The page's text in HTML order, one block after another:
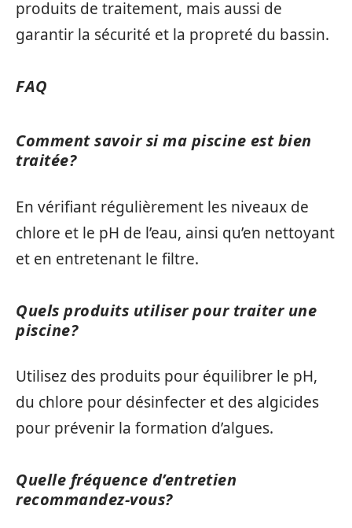
produits de traitement, mais aussi de
garantir la sécurité et la propreté du bassin.
FAQ
Comment savoir si ma piscine est bien
traitée?
En vérifiant régulièrement les niveaux de
chlore et le pH de l’eau, ainsi qu’en nettoyant
et en entretenant le filtre.
Quels produits utiliser pour traiter une
piscine?
Utilisez des produits pour équilibrer le pH,
du chlore pour désinfecter et des algicides
pour prévenir la formation d’algues.
Quelle fréquence d’entretien
recommandez-vous?